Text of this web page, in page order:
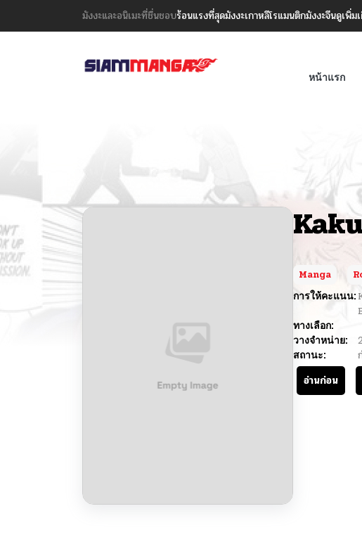
มังงะและอนิเมะที่ชื่นชอบร้อนแรงที่สุดมังงะเกาหลีโรแมนติกมังงะจีนดูเพิ่ม
หน้าแรก
Manga
การให้คะแนน:
ทางเลือก:
วางจำหน่าย:
สถานะ:
อ่านก่อน